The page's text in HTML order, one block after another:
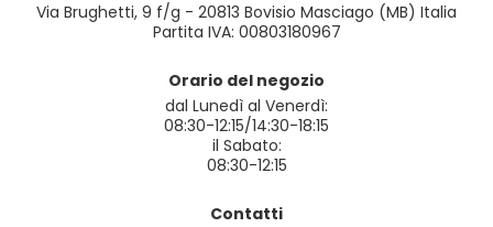
Via Brughetti, 9 f/g - 20813 Bovisio Masciago (MB) Italia
Partita IVA: 00803180967
Orario del negozio
dal Lunedì al Venerdì:
08:30-12:15/14:30-18:15
il Sabato:
08:30-12:15
Contatti